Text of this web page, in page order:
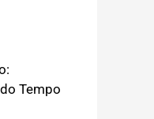
Tempo